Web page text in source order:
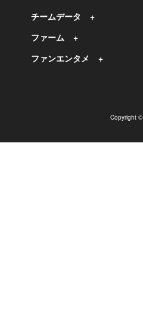
チームデータ
ファーム
ファンエンタメ
Copyright